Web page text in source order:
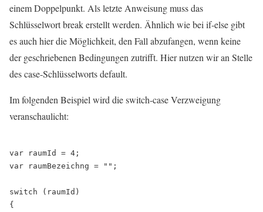
einem Doppelpunkt. Als letzte Anweisung muss das
Schlüsselwort break erstellt werden. Ähnlich wie bei if-else gibt
es auch hier die Möglichkeit, den Fall abzufangen, wenn keine
der geschriebenen Bedingungen zutrifft. Hier nutzen wir an Stelle
des case-Schlüsselworts default.
Im folgenden Beispiel wird die switch-case Verzweigung
veranschaulicht:
var raumId = 4;
var raumBezeichng = "";
switch (raumId)
{